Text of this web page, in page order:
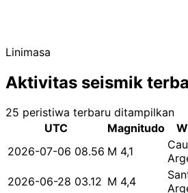
Linimasa
Aktivitas seismik
25 peristiwa terbaru ditampilkan
UTC
Magnitudo
2026-07-06 08.56 M 4,1
2026-06-28 03.12 M 4,4